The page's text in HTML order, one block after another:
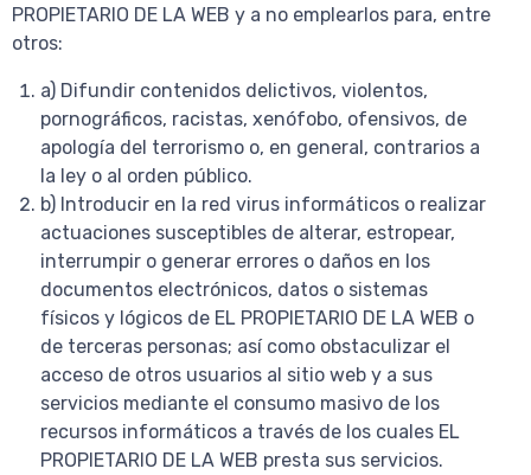
PROPIETARIO DE LA WEB y a no emplearlos para, entre
otros:
a) Difundir contenidos delictivos, violentos,
pornográficos, racistas, xenófobo, ofensivos, de
apología del terrorismo o, en general, contrarios a
la ley o al orden público.
b) Introducir en la red virus informáticos o realizar
actuaciones susceptibles de alterar, estropear,
interrumpir o generar errores o daños en los
documentos electrónicos, datos o sistemas
físicos y lógicos de EL PROPIETARIO DE LA WEB o
de terceras personas; así como obstaculizar el
acceso de otros usuarios al sitio web y a sus
servicios mediante el consumo masivo de los
recursos informáticos a través de los cuales EL
PROPIETARIO DE LA WEB presta sus servicios.